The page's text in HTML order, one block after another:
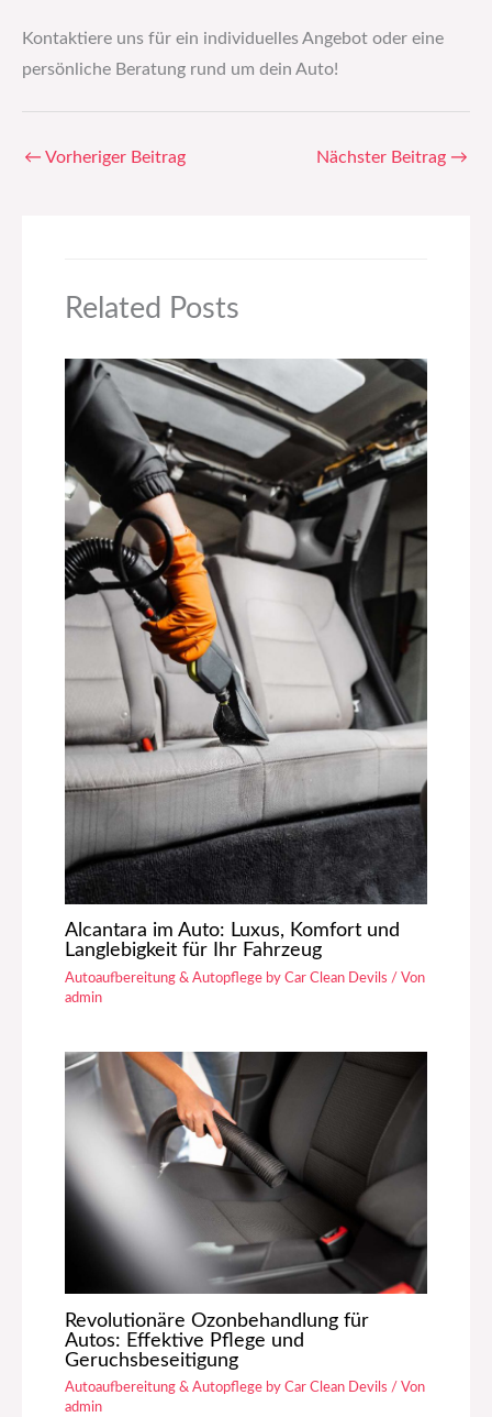
Kontaktiere uns für ein individuelles Angebot oder eine
persönliche Beratung rund um dein Auto!
← Vorheriger Beitrag Nächster Beitrag →
Related Posts
Alcantara im Auto: Luxus, Komfort und
Langlebigkeit für Ihr Fahrzeug
Autoaufbereitung & Autopflege by Car Clean Devils / Von
admin
Revolutionäre Ozonbehandlung für
Autos: Effektive Pflege und
Geruchsbeseitigung
Autoaufbereitung & Autopflege by Car Clean Devils / Von
admin